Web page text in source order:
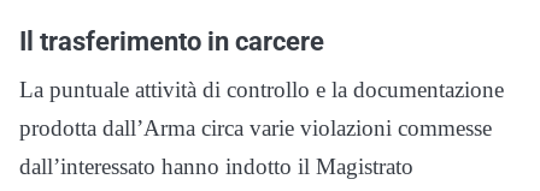
Il trasferimento in carcere
La puntuale attività di controllo e la documentazione
prodotta dall’Arma circa varie violazioni commesse
dall’interessato hanno indotto il Magistrato